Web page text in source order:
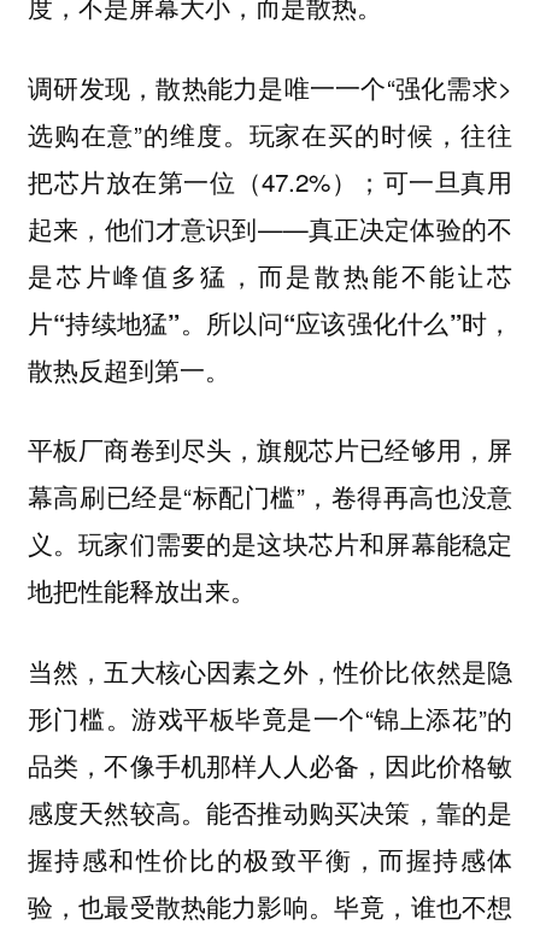
调研发现，散热能力是唯一一个“强化需求>
选购在意”的维度。玩家在买的时候，往往
把芯片放在第一位（47.2%）；可一旦真用
起来，他们才意识到——真正决定体验的不
是芯片峰值多猛，而是散热能不能让芯
片“持续地猛”。所以问“应该强化什么”时，
散热反超到第一。
平板厂商卷到尽头，旗舰芯片已经够用，屏
幕高刷已经是“标配门槛”，卷得再高也没意
义。玩家们需要的是这块芯片和屏幕能稳定
地把性能释放出来。
当然，五大核心因素之外，性价比依然是隐
形门槛。游戏平板毕竟是一个“锦上添花”的
品类，不像手机那样人人必备，因此价格敏
感度天然较高。能否推动购买决策，靠的是
握持感和性价比的极致平衡，而握持感体
验，也最受散热能力影响。毕竟，谁也不想